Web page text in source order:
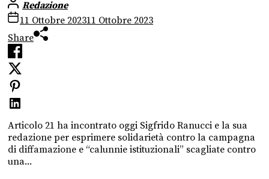
Redazione
11 Ottobre 202311 Ottobre 2023
Share
Articolo 21 ha incontrato oggi Sigfrido Ranucci e la sua
redazione per esprimere solidarietà contro la campagna
di diffamazione e “calunnie istituzionali” scagliate contro
una...